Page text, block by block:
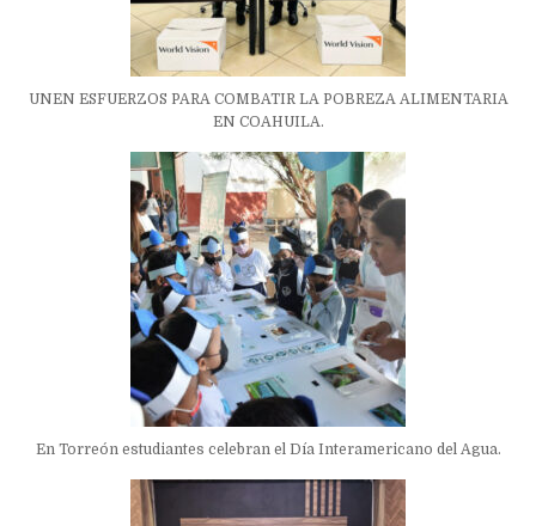
UNEN ESFUERZOS PARA COMBATIR LA POBREZA ALIMENTARIA
EN COAHUILA.
En Torreón estudiantes celebran el Día Interamericano del Agua.